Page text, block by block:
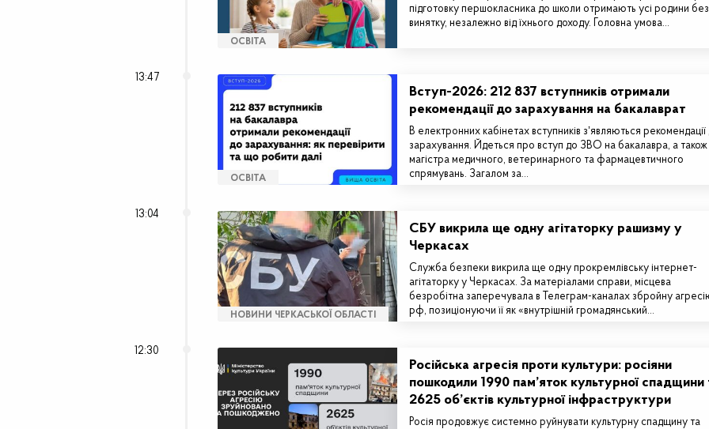
ОСВІТА
підготовку першокласника до школи отримають усі родини без
винятку, незалежно від їхнього доходу. Головна умова…
13:47
ОСВІТА
Вступ-2026: 212 837 вступників отримали
рекомендації до зарахування на бакалаврат
В електронних кабінетах вступників зʼявляються рекомендації
зарахування. Йдеться про вступ до ЗВО на бакалавра, а також
магістра медичного, ветеринарного та фармацевтичного
спрямувань. Загалом за…
13:04
НОВИНИ ЧЕРКАСЬКОЇ ОБЛАСТІ
СБУ викрила ще одну агітаторку рашизму у
Черкасах
Служба безпеки викрила ще одну прокремлівську інтернет-
агітаторку у Черкасах. За матеріалами справи, місцева
безробітна заперечувала в Телеграм-каналах збройну
рф, позиціонуючи її як «внутрішній громадянський…
12:30
Російська агресія проти культури: росіяни
пошкодили 1990 пам’яток культурної спадщини
2625 об’єктів культурної інфраструктури
Росія продовжує системно руйнувати культурну спадщину та